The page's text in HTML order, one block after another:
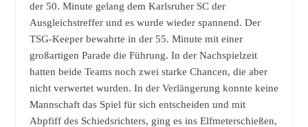
der 50. Minute gelang dem Karlsruher SC der
Ausgleichstreffer und es wurde wieder spannend. Der
TSG-Keeper bewahrte in der 55. Minute mit einer
großartigen Parade die Führung. In der Nachspielzeit
hatten beide Teams noch zwei starke Chancen, die aber
nicht verwertet wurden. In der Verlängerung konnte keine
Mannschaft das Spiel für sich entscheiden und mit
Abpfiff des Schiedsrichters, ging es ins Elfmeterschießen,